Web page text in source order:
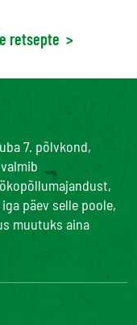
retsepte >
7. põlvkond,
päev selle poole,
muutuks aina